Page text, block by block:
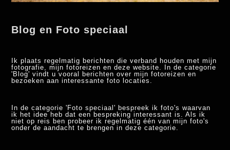
Blog en Foto speciaal
Ik plaats regelmatig berichten die verband houden met mijn
fotografie, mijn fotoreizen en deze website. In de categorie
'Blog' vindt u vooral berichten over mijn fotoreizen en
bezoeken aan interessante foto locaties.
In de categorie 'Foto speciaal' bespreek ik foto's waarvan
ik het idee heb dat een bespreking interessant is. Als ik
niet op reis ben probeer ik regelmatig één van mijn foto's
onder de aandacht te brengen in deze categorie.